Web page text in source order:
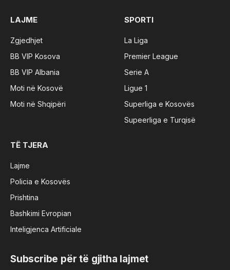
LAJME
Zgjedhjet
BB VIP Kosova
BB VIP Albania
Moti në Kosovë
Moti në Shqipëri
SPORTI
La Liga
Premier League
Serie A
Ligue 1
Superliga e Kosovës
Supeerliga e Turqisë
TË TJERA
Lajme
Policia e Kosovës
Prishtina
Bashkimi Evropian
Inteligjenca Artificiale
Subscribe për të gjitha lajmet